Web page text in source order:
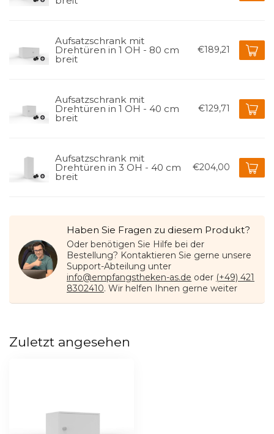
Aufsatzschrank mit
Drehtüren in 1 OH - 80 cm
breit
€189,21
Aufsatzschrank mit
Drehtüren in 1 OH - 40 cm
breit
€129,71
Aufsatzschrank mit
Drehtüren in 3 OH - 40 cm
breit
€204,00
Haben Sie Fragen zu diesem Produkt?
Oder benötigen Sie Hilfe bei der
Bestellung? Kontaktieren Sie gerne unsere
Support-Abteilung unter
info@empfangstheken-as.de oder (+49) 421
8302410. Wir helfen Ihnen gerne weiter
Zuletzt angesehen